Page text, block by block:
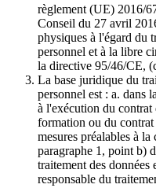
règlement (UE) 2016/
Conseil du 27 avril
physiques à l'égard du
personnel et à la libre
la directive 95/46/CE,
La base juridique du
personnel est : a. dans
à l'exécution du
formation ou du contrat
mesures préalables à
paragraphe 1, point b)
traitement des données
responsable du